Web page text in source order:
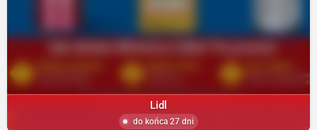
Lidl
do końca 27 dni